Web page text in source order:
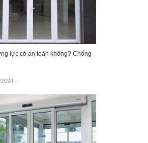
lực có an toàn không? Chống
.